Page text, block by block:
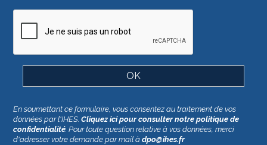
En soumettant ce formulaire, vous consentez au traitement de vos
données par l'IHES.Cliquez ici pour consulter notre politique de
confidentialité. Pour toute question relative à vos données, merci
d'adresser votre demande par mail àdpo@ihes.fr